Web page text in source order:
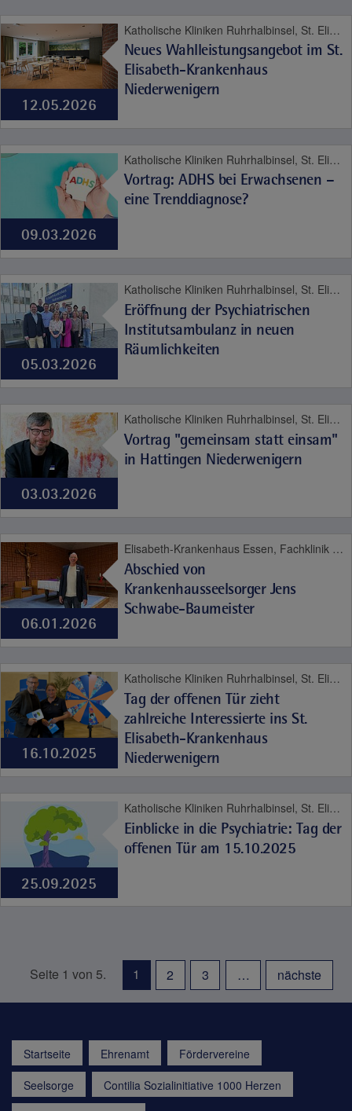
12.05.2026
Katholische Kliniken Ruhrhalbinsel, St. Elisabeth-Krankenhaus Niederwenigern, Psyche und Sucht
Neues Wahlleistungsangebot im St.
Elisabeth-Krankenhaus
Niederwenigern
09.03.2026
Katholische Kliniken Ruhrhalbinsel, St. Elisabeth-Krankenhaus Niederwenigern, Psyche und Sucht
Vortrag: ADHS bei Erwachsenen –
eine Trenddiagnose?
05.03.2026
Katholische Kliniken Ruhrhalbinsel, St. Elisabeth-Krankenhaus Niederwenigern, Psyche und Sucht
Eröffnung der Psychiatrischen
Institutsambulanz in neuen
Räumlichkeiten
03.03.2026
Katholische Kliniken Ruhrhalbinsel, St. Elisabeth-Krankenhaus Niederwenigern, Psyche und Sucht
Vortrag "gemeinsam statt einsam"
in Hattingen Niederwenigern
06.01.2026
Elisabeth-Krankenhaus Essen, Fachklinik Kamillushaus Heidhausen, Katholische Kliniken Ruhrhalbinsel, St. Elisabeth-Krankenhaus Niederwenigern, St. Josef-Krankenhaus Kupferdreh, Seelsorge
Abschied von
Krankenhausseelsorger Jens
Schwabe-Baumeister
16.10.2025
Katholische Kliniken Ruhrhalbinsel, St. Elisabeth-Krankenhaus Niederwenigern, Psyche und Sucht
Tag der offenen Tür zieht
zahlreiche Interessierte ins St.
Elisabeth-Krankenhaus
Niederwenigern
25.09.2025
Katholische Kliniken Ruhrhalbinsel, St. Elisabeth-Krankenhaus Niederwenigern, Psyche und Sucht
Einblicke in die Psychiatrie: Tag der
offenen Tür am 15.10.2025
Seite 1 von 5. 1 2 3 … nächste
Startseite Ehrenamt
Fördervereine
Seelsorge
Contilia Sozialinitiative 1000 Herzen